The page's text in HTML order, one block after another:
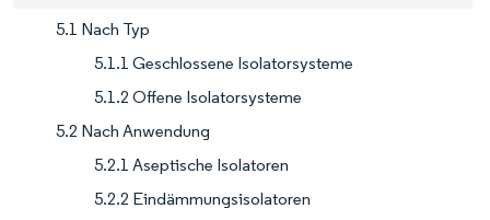
5.1 Nach Typ
5.1.1 Geschlossene Isolatorsysteme
5.1.2 Offene Isolatorsysteme
5.2 Nach Anwendung
5.2.1 Aseptische Isolatoren
5.2.2 Eindämmungsisolatoren